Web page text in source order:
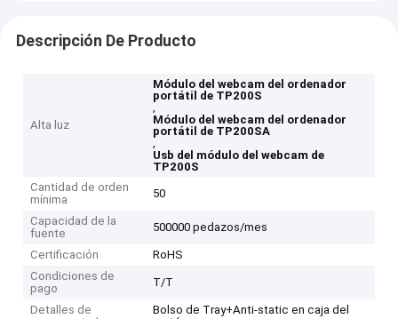
Descripción De Producto
Alta luz
Módulo del webcam del ordenador
portátil de TP200S
,
Módulo del webcam del ordenador
portátil de TP200SA
,
Usb del módulo del webcam de
TP200S
Cantidad de orden
mínima
50
Capacidad de la
fuente
500000 pedazos/mes
Certificación
RoHS
Condiciones de
pago
T/T
Detalles de
Bolso de Tray+Anti-static en caja del